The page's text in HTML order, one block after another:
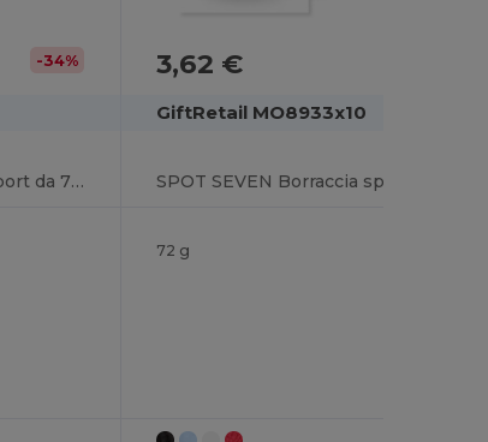
-34%
SPOT SEVEN Borraccia sport da 700 ml
3,62 €
GiftRetail MO8933x10
72 g